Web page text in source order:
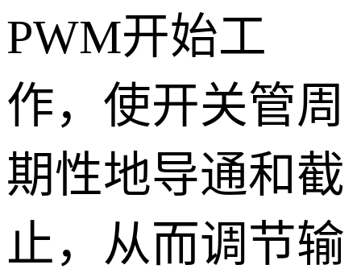
PWM开始工
作，使开关管周
期性地导通和截
止，从而调节输